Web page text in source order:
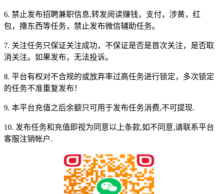
6. 禁止发布招聘兼职信息,转发阅读赚钱，支付，涉黄，红
包，撸东西等任务，禁止发布微信辅助任务。
7. 关注任务只保证关注成功，不保证是否是首次关注，是否取
消关注。如果发布，无法投诉。
8. 平台有权对不合规的或放弃率过高任务进行锁定，多次锁定
的任务不准重复发布！
9. 本平台充值之后余额只可用于发布任务消费,不可提现.
10. 发布任务和充值即视为同意以上条款,如不同意,请联系平台
客服注销帐户.